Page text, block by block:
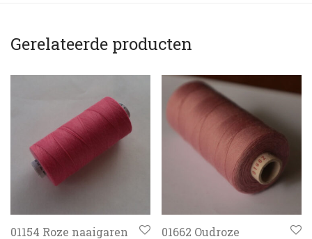
Gerelateerde producten
01154 Roze naaigaren
01662 Oudroze